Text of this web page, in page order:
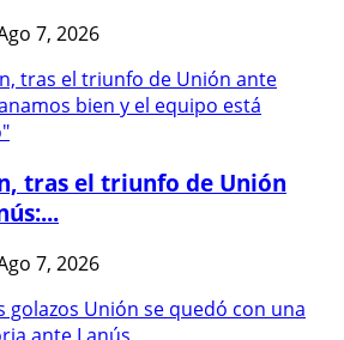
7, 2026
tras el triunfo de Unión
7, 2026